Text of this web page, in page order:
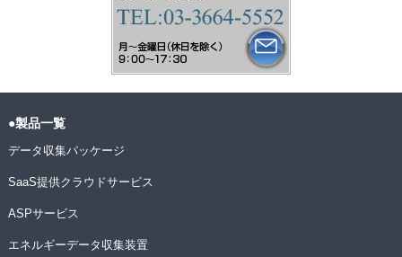
●製品一覧
データ収集パッケージ
SaaS提供クラウドサービス
ASPサービス
エネルギーデータ収集装置